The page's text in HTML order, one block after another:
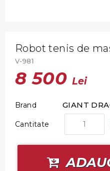
Robot tenis de
V-981
8 500Lei
Brand GIANT
Cantitate